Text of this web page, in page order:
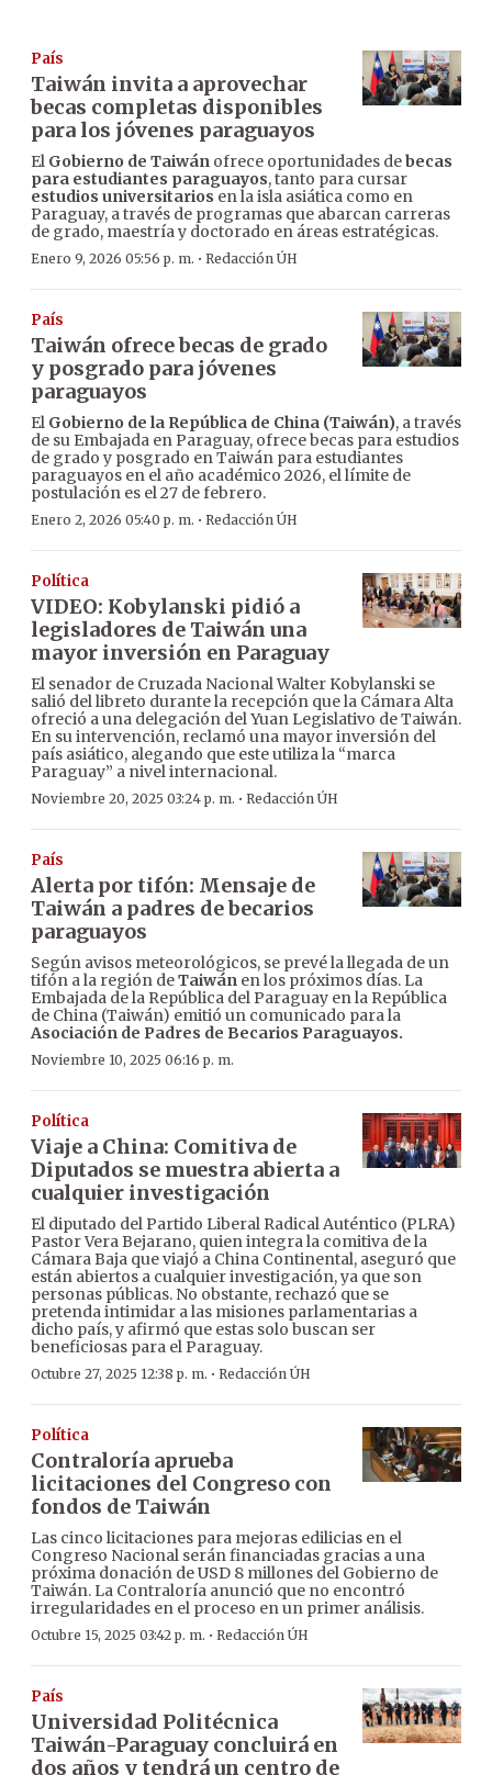
País
Taiwán invita a aprovechar
becas completas disponibles
para los jóvenes paraguayos
El Gobierno de Taiwán ofrece oportunidades debecas
para estudiantes paraguayos, tanto para cursar
estudios universitarios en la isla asiática como en
Paraguay, a través de programas que abarcan carreras
de grado, maestría y doctorado en áreas estratégicas.
Enero 9, 2026 05:56 p. m. · Redacción ÚH
País
Taiwán ofrece becas de grado
y posgrado para jóvenes
paraguayos
El Gobierno de la República de China (Taiwán), a través
de su Embajada en Paraguay, ofrece becas para estudios
de grado y posgrado en Taiwán para estudiantes
paraguayos en el año académico 2026, el límite de
postulación es el 27 de febrero.
Enero 2, 2026 05:40 p. m. · Redacción ÚH
Política
VIDEO: Kobylanski pidió a
legisladores de Taiwán una
mayor inversión en Paraguay
El senador de Cruzada Nacional Walter Kobylanski se
salió del libreto durante la recepción que la Cámara Alta
ofreció a una delegación del Yuan Legislativo de Taiwán.
En su intervención, reclamó una mayor inversión del
país asiático, alegando que este utiliza la “marca
Paraguay” a nivel internacional.
Noviembre 20, 2025 03:24 p. m. · Redacción ÚH
País
Alerta por tifón: Mensaje de
Taiwán a padres de becarios
paraguayos
Según avisos meteorológicos, se prevé la llegada de un
tifón a la región deTaiwán en los próximos días. La
Embajada de la República del Paraguay en la República
de China (Taiwán) emitió un comunicado para la
Asociación de Padres de Becarios Paraguayos.
Noviembre 10, 2025 06:16 p. m.
Política
Viaje a China: Comitiva de
Diputados se muestra abierta a
cualquier investigación
El diputado del Partido Liberal Radical Auténtico (PLRA)
Pastor Vera Bejarano, quien integra la comitiva de la
Cámara Baja que viajó a China Continental, aseguró que
están abiertos a cualquier investigación, ya que son
personas públicas. No obstante, rechazó que se
pretenda intimidar a las misiones parlamentarias a
dicho país, y afirmó que estas solo buscan ser
beneficiosas para el Paraguay.
Octubre 27, 2025 12:38 p. m. · Redacción ÚH
Política
Contraloría aprueba
licitaciones del Congreso con
fondos de Taiwán
Las cinco licitaciones para mejoras edilicias en el
Congreso Nacional serán financiadas gracias a una
próxima donación de USD 8 millones del Gobierno de
Taiwán. La Contraloría anunció que no encontró
irregularidades en el proceso en un primer análisis.
Octubre 15, 2025 03:42 p. m. · Redacción ÚH
País
Universidad Politécnica
Taiwán-Paraguay concluirá en
dos años y tendrá un centro de